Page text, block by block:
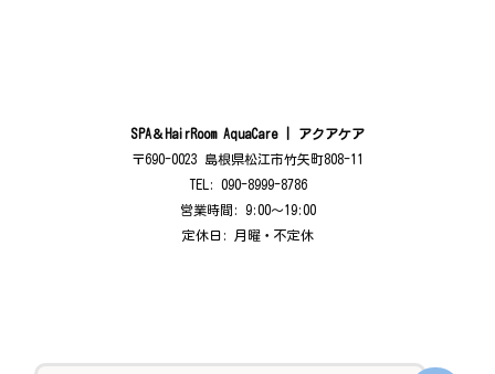
SPA＆HairRoom AquaCare | アクアケア
〒690-0023 島根県松江市竹矢町808-11
TEL: 090-8999-8786
営業時間: 9:00〜19:00
定休日: 月曜・不定休